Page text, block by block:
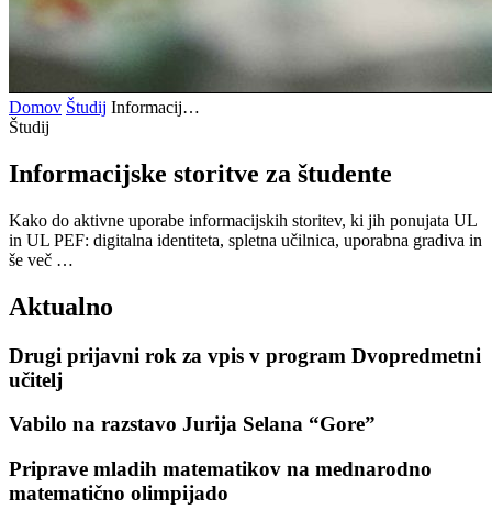
Domov Študij Informacij…
Študij
Informacijske storitve za študente
Kako do aktivne uporabe informacijskih storitev, ki jih ponujata UL
in UL PEF: digitalna identiteta, spletna učilnica, uporabna gradiva in
še več …
Aktualno
Drugi prijavni rok za vpis v program Dvopredmetni
učitelj
Vabilo na razstavo Jurija Selana “Gore”
Priprave mladih matematikov na mednarodno
matematično olimpijado